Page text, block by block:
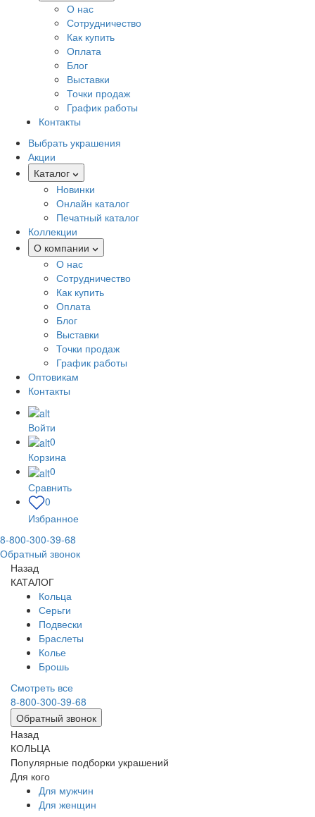
О нас
Сотрудничество
Как купить
Оплата
Блог
Выставки
Точки продаж
График работы
Контакты
Выбрать украшения
Акции
Каталог
Новинки
Онлайн каталог
Печатный каталог
Коллекции
О компании
О нас
Сотрудничество
Как купить
Оплата
Блог
Выставки
Точки продаж
График работы
Оптовикам
Контакты
Войти
0
Корзина
0
Сравнить
0
Избранное
8-800-300-39-68
Обратный звонок
Назад
КАТАЛОГ
Кольца
Серьги
Подвески
Браслеты
Колье
Брошь
Смотреть все
8-800-300-39-68
Обратный звонок
Назад
КОЛЬЦА
Популярные подборки украшений
Для кого
Для мужчин
Для женщин